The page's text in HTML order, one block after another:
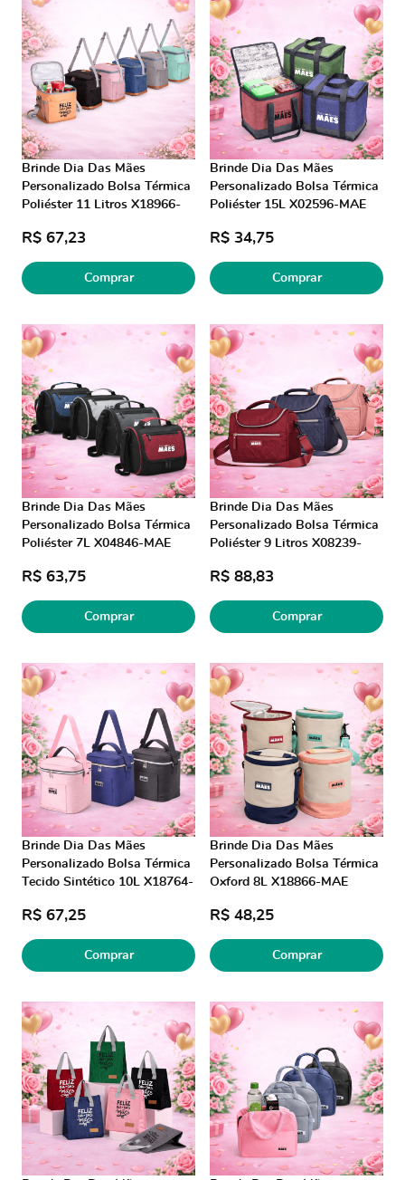
Brinde Dia Das Mães
Personalizado Bolsa Térmica
Poliéster 11 Litros X18966-
R$ 67,23
Comprar
Brinde Dia Das Mães
Personalizado Bolsa Térmica
Poliéster 15L X02596-MAE
R$ 34,75
Comprar
Brinde Dia Das Mães
Personalizado Bolsa Térmica
Poliéster 7L X04846-MAE
R$ 63,75
Comprar
Brinde Dia Das Mães
Personalizado Bolsa Térmica
Poliéster 9 Litros X08239-
R$ 88,83
Comprar
Brinde Dia Das Mães
Personalizado Bolsa Térmica
Tecido Sintético 10L X18764-
R$ 67,25
Comprar
Brinde Dia Das Mães
Personalizado Bolsa Térmica
Oxford 8L X18866-MAE
R$ 48,25
Comprar